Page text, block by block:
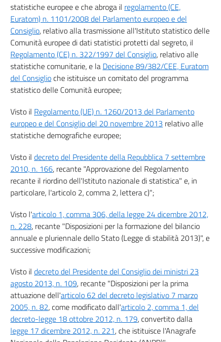
statistiche europee e che abroga il regolamento (CE,
Euratom) n. 1101/2008 del Parlamento europeo e del
Consiglio, relativo alla trasmissione all'Istituto statistico delle
Comunità europee di dati statistici protetti dal segreto, il
Regolamento (CE) n. 322/1997 del Consiglio, relativo alle
statistiche comunitarie, e la Decisione 89/382/CEE, Euratom
del Consiglioche istituisce un comitato del programma
statistico delle Comunità europee;
Visto il Regolamento (UE) n. 1260/2013 del Parlamento
europeo e del Consiglio del 20 novembre 2013 relativo alle
statistiche demografiche europee;
Visto il decreto del Presidente della Repubblica 7 settembre
2010, n. 166, recante "Approvazione del Regolamento
recante il riordino dell'Istituto nazionale di statistica" e, in
particolare, l'articolo 2, comma 2, lettera c)";
Visto l'articolo 1, comma 306, della legge 24 dicembre 2012,
n. 228, recante "Disposizioni per la formazione del bilancio
annuale e pluriennale dello Stato (Legge di stabilità 2013)", e
successive modificazioni;
Visto il decreto del Presidente del Consiglio dei ministri 23
agosto 2013, n. 109, recante "Disposizioni per la prima
attuazione dell'articolo 62 del decreto legislativo 7 marzo
2005, n. 82, come modificato dall'articolo 2, comma 1, del
decreto-legge 18 ottobre 2012, n. 179, convertito dalla
legge 17 dicembre 2012, n. 221, che istituisce l'Anagrafe